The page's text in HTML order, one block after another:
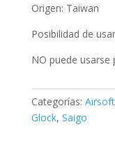
Origen: Taiwan
Posibilidad de
NO puede usarse
Categorías: Airsoft
Glock, Saigo